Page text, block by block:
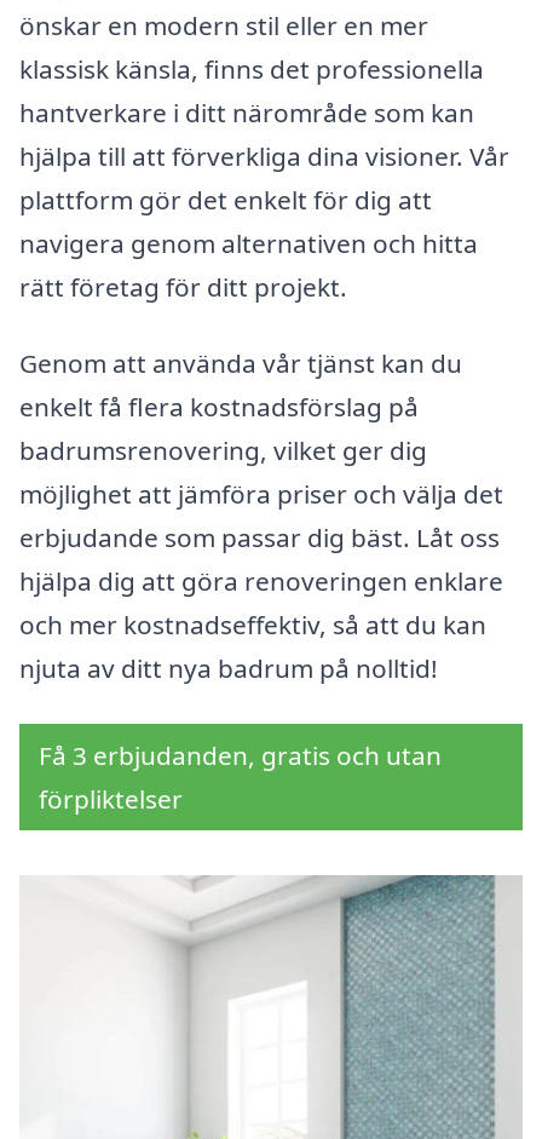
önskar en modern stil eller en mer
klassisk känsla, finns det professionella
hantverkare i ditt närområde som kan
hjälpa till att förverkliga dina visioner. Vår
plattform gör det enkelt för dig att
navigera genom alternativen och hitta
rätt företag för ditt projekt.
Genom att använda vår tjänst kan du
enkelt få flera kostnadsförslag på
badrumsrenovering, vilket ger dig
möjlighet att jämföra priser och välja det
erbjudande som passar dig bäst. Låt oss
hjälpa dig att göra renoveringen enklare
och mer kostnadseffektiv, så att du kan
njuta av ditt nya badrum på nolltid!
Få 3 erbjudanden, gratis och utan
förpliktelser